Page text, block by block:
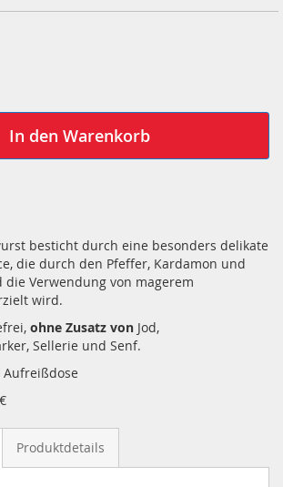
In den Warenkorb
besticht durch eine besonders delikate
die durch den Pfeffer, Kardamon und
die Verwendung von magerem
wird.
ohne Zusatz von Jod,
Sellerie und Senf.
Produktdetails